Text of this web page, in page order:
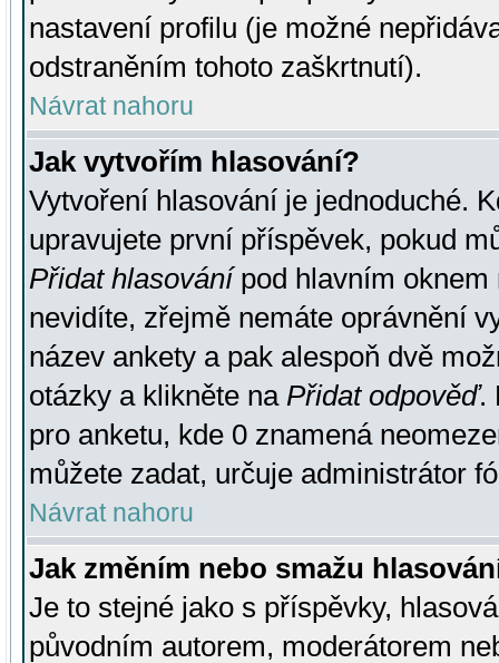
nastavení profilu (je možné
odstraněním tohoto zaškrtnutí).
Návrat nahoru
Jak vytvořím hlasování?
Vytvoření hlasování je jednoduché.
upravujete první příspěvek, pokud
Přidat hlasovánípod hlavním oknem
nevidíte, zřejmě nemáte oprávnění
název ankety a pak alespoň dvě
otázky a klikněte na Přidat odpověď.
pro anketu, kde 0 znamená
můžete zadat, určuje administrátor
Návrat nahoru
Jak změním nebo smažu
Je to stejné jako s příspěvky,
původním autorem, moderátorem